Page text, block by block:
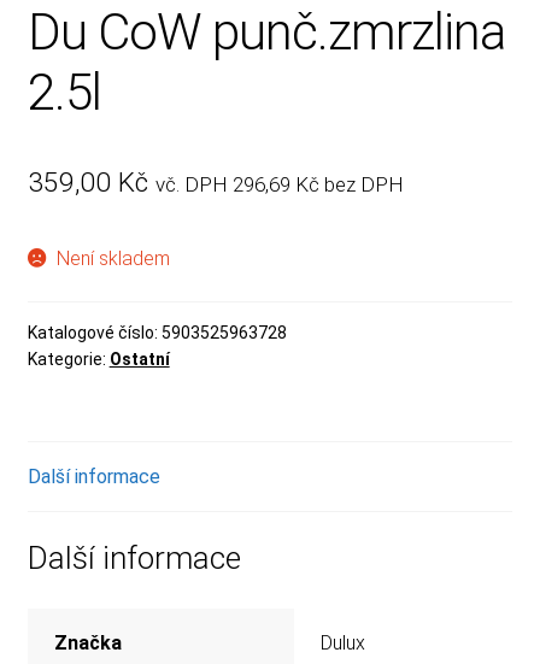
Du CoW punč.zmrzlina
2.5l
359,00 Kč vč. DPH 296,69 Kč bez DPH
Není skladem
Katalogové číslo: 5903525963728
Kategorie: Ostatní
Další informace
Další informace
Značka Dulux